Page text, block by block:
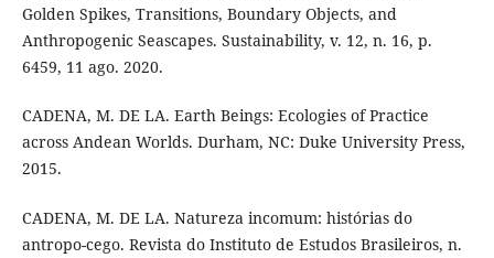
Golden Spikes, Transitions, Boundary Objects, and
Anthropogenic Seascapes. Sustainability, v. 12, n. 16, p.
6459, 11 ago. 2020.
CADENA, M. DE LA. Earth Beings: Ecologies of Practice
across Andean Worlds. Durham, NC: Duke University Press,
2015.
CADENA, M. DE LA. Natureza incomum: histórias do
antropo-cego. Revista do Instituto de Estudos Brasileiros, n.